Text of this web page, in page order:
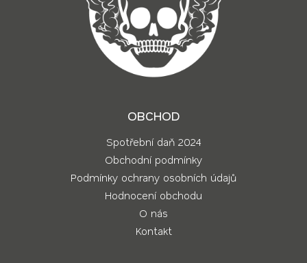
OBCHOD
Spotřební daň 2024
Obchodní podmínky
Podmínky ochrany osobních údajů
Hodnocení obchodu
O nás
Kontakt